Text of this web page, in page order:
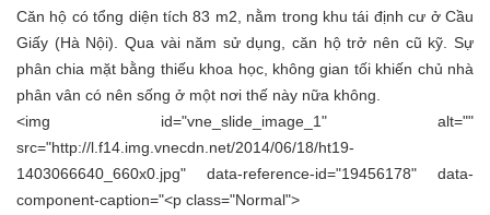
Căn hộ có tổng diện tích 83 m2, nằm trong khu tái định cư ở Cầu
Giấy (Hà Nội). Qua vài năm sử dụng, căn hộ trở nên cũ kỹ. Sự
phân chia mặt bằng thiếu khoa học, không gian tối khiến chủ nhà
phân vân có nên sống ở một nơi thế này nữa không.
<img id="vne_slide_image_1" alt=""
src="http://l.f14.img.vnecdn.net/2014/06/18/ht19-
1403066640_660x0.jpg" data-reference-id="19456178" data-
component-caption="<p class="Normal">